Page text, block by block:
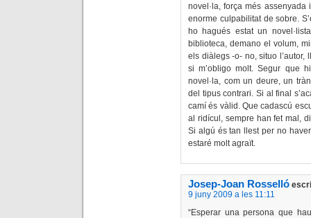
novel·la, força més
enorme culpabilitat de sobre.
ho hagués estat un
biblioteca, demano el volum,
els diàlegs -o- no, situo l’autor,
si m’obligo molt. Segur que
novel·la, com un deure, un
del tipus contrari. Si al final
camí és vàlid. Que cadascú
al ridícul, sempre han fet mal,
Si algú és tan llest per no
estaré molt agraït.
Josep-Joan Rosselló
9 juny 2009 a les 11:11
“Esperar una persona que